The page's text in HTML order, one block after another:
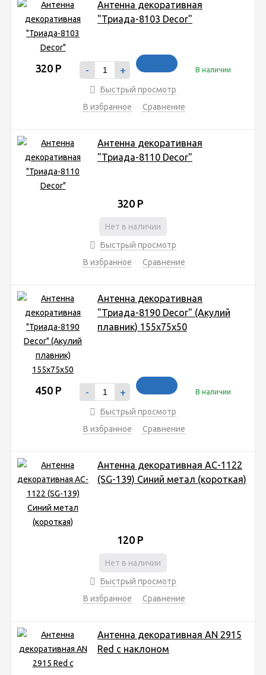
Антенна декоративная
"Триада-8103 Decor"
320 Р - + В наличии
Быстрый просмотр
В избранное
Сравнение
Антенна декоративная
"Триада-8110 Decor"
320 Р
Нет в наличии
Быстрый просмотр
В избранное
Сравнение
Антенна декоративная
"Триада-8190 Decor" (Акулий
плавник) 155х75х50
450 Р - + В наличии
Быстрый просмотр
В избранное
Сравнение
Антенна декоративная AC-1122
(SG-139) Синий метал (короткая)
120 Р
Нет в наличии
Быстрый просмотр
В избранное
Сравнение
Антенна декоративная AN 2915
Red с наклоном